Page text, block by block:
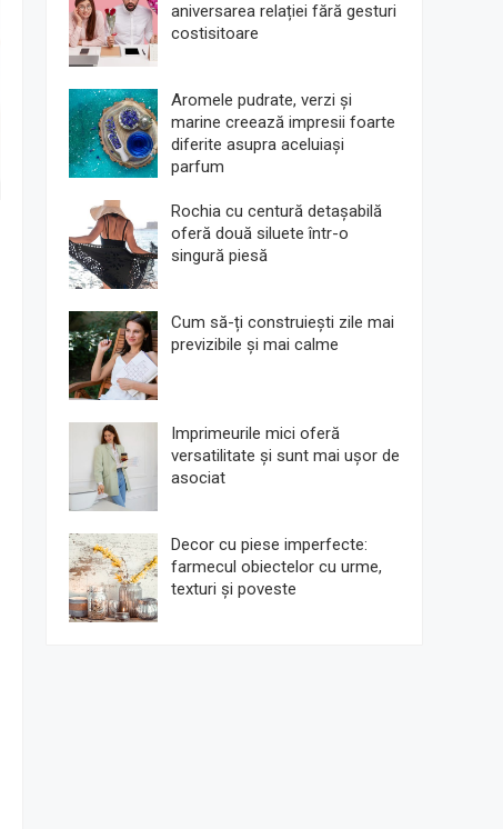
aniversarea relației fără gesturi
costisitoare
Aromele pudrate, verzi și
marine creează impresii foarte
diferite asupra aceluiași
parfum
Rochia cu centură detașabilă
oferă două siluete într-o
singură piesă
Cum să-ți construiești zile mai
previzibile și mai calme
Imprimeurile mici oferă
versatilitate și sunt mai ușor de
asociat
Decor cu piese imperfecte:
farmecul obiectelor cu urme,
texturi și poveste